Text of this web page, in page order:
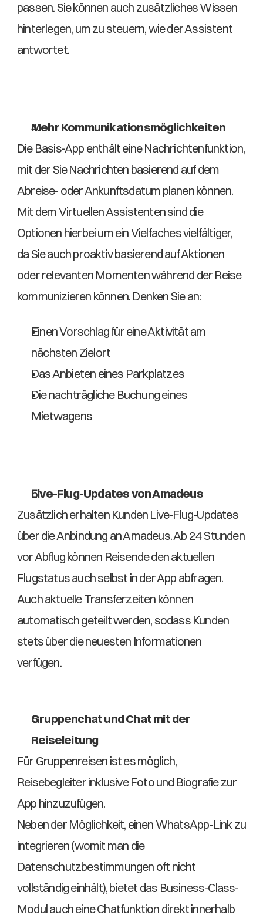
passen. Sie können auch zusätzliches Wissen
hinterlegen, um zu steuern, wie der Assistent
antwortet.
Mehr Kommunikationsmöglichkeiten
Die Basis-App enthält eine Nachrichtenfunktion,
mit der Sie Nachrichten basierend auf dem
Abreise- oder Ankunftsdatum planen können.
Mit dem Virtuellen Assistenten sind die
Optionen hierbei um ein Vielfaches vielfältiger,
da Sie auch proaktiv basierend auf Aktionen
oder relevanten Momenten während der Reise
kommunizieren können. Denken Sie an:
Einen Vorschlag für eine Aktivität am
nächsten Zielort
Das Anbieten eines Parkplatzes
Die nachträgliche Buchung eines
Mietwagens
Live-Flug-Updates von Amadeus
Zusätzlich erhalten Kunden Live-Flug-Updates
über die Anbindung an Amadeus. Ab 24 Stunden
vor Abflug können Reisende den aktuellen
Flugstatus auch selbst in der App abfragen.
Auch aktuelle Transferzeiten können
automatisch geteilt werden, sodass Kunden
stets über die neuesten Informationen
verfügen.
Gruppenchat und Chat mit der
Reiseleitung
Für Gruppenreisen ist es möglich,
Reisebegleiter inklusive Foto und Biografie zur
App hinzuzufügen.
Neben der Möglichkeit, einen WhatsApp-Link zu
integrieren (womit man die
Datenschutzbestimmungen oft nicht
vollständig einhält), bietet das Business-Class-
Modul auch eine Chatfunktion direkt innerhalb